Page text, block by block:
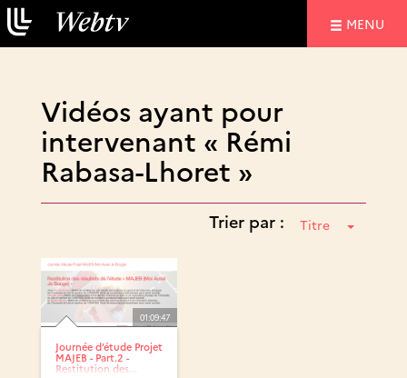
MENU
Vidéos ayant pour
intervenant « Rémi
Rabasa-Lhoret »
Trier par : Titre
01:09:47
Journée d’étude Projet
MAJEB - Part.2 -
Restitution des...